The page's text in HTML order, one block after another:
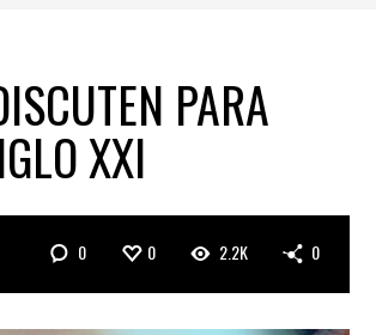
PARA
XXI
0 0 2.2K 0